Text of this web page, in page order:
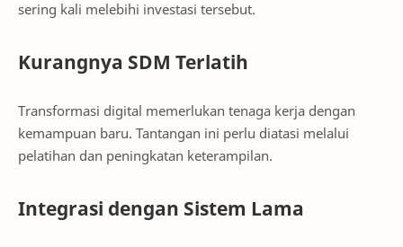
sering kali melebihi investasi tersebut.
Kurangnya SDM Terlatih
Transformasi digital memerlukan tenaga kerja dengan
kemampuan baru. Tantangan ini perlu diatasi melalui
pelatihan dan peningkatan keterampilan.
Integrasi dengan Sistem Lama